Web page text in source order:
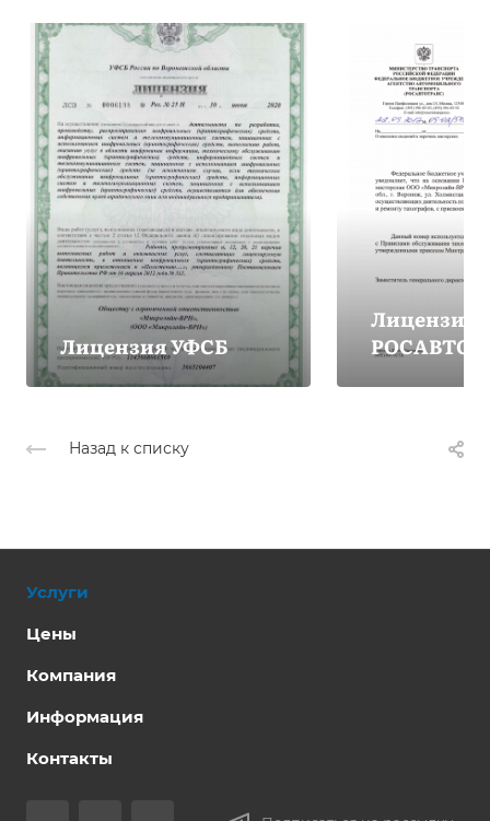
Лицензия УФСБ
Лицензия
Назад к списку
Услуги
Цены
Компания
Информация
Контакты